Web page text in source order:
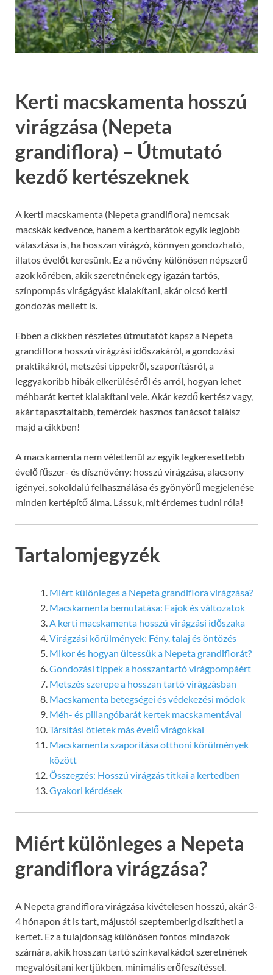
Kerti macskamenta hosszú
virágzása (Nepeta
grandiflora) – Útmutató
kezdő kertészeknek
A kerti macskamenta (Nepeta grandiflora) nemcsak
macskák kedvence, hanem a kertbarátok egyik legjobb
választása is, ha hosszan virágzó, könnyen gondozható,
illatos évelőt keresünk. Ez a növény különösen népszerű
azok körében, akik szeretnének egy igazán tartós,
színpompás virágágyást kialakítani, akár olcsó kerti
gondozás mellett is.
Ebben a cikkben részletes útmutatót kapsz a Nepeta
grandiflora hosszú virágzási időszakáról, a gondozási
praktikákról, metszési tippekről, szaporításról, a
leggyakoribb hibák elkerüléséről és arról, hogyan lehet
méhbarát kertet kialakítani vele. Akár kezdő kertész vagy,
akár tapasztaltabb, temérdek hasznos tanácsot találsz
majd a cikkben!
A macskamenta nem véletlenül az egyik legkeresettebb
évelő fűszer- és dísznövény: hosszú virágzása, alacsony
igényei, sokoldalú felhasználása és gyönyörű megjelenése
minden kertépítő álma. Lássuk, mit érdemes tudni róla!
Tartalomjegyzék
Miért különleges a Nepeta grandiflora virágzása?
Macskamenta bemutatása: Fajok és változatok
A kerti macskamenta hosszú virágzási időszaka
Virágzási körülmények: Fény, talaj és öntözés
Mikor és hogyan ültessük a Nepeta grandiflorát?
Gondozási tippek a hosszantartó virágpompáért
Metszés szerepe a hosszan tartó virágzásban
Macskamenta betegségei és védekezési módok
Méh- és pillangóbarát kertek macskamentával
Társítási ötletek más évelő virágokkal
Macskamenta szaporítása otthoni körülmények
között
Összegzés: Hosszú virágzás titkai a kertedben
Gyakori kérdések
Miért különleges a Nepeta
grandiflora virágzása?
A Nepeta grandiflora virágzása kivételesen hosszú, akár 3-
4 hónapon át is tart, májustól szeptemberig díszítheti a
kertet. Ez a tulajdonság különösen fontos mindazok
számára, akik hosszan tartó színkavalkádot szeretnének
megvalósítani kertjükben, minimális erőfeszítéssel.